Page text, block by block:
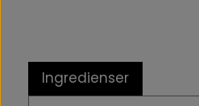
Ingredienser